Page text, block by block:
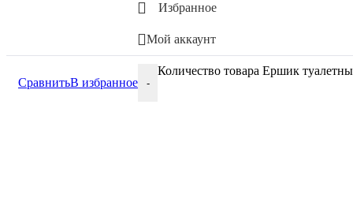
Избранное
Мой аккаунт
СравнитьВ избранное -
Количество товара Ершик